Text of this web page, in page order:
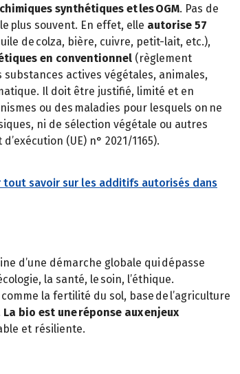
synthétiques et les OGM. Pas de
plus souvent. En effet, elle autorise 57
de colza, bière, cuivre, petit-lait, etc.),
en conventionnel (règlement
substances actives végétales, animales,
Il doit être justifié, limité et en
ou des maladies pour lesquels on ne
ni de sélection végétale ou autres
(UE) n° 2021/1165).
tout savoir sur les additifs autorisés dans
d’une démarche globale qui dépasse
la santé, le soin, l’éthique.
la fertilité du sol, base de l’agriculture
La bio est une réponse aux enjeux
et résiliente.